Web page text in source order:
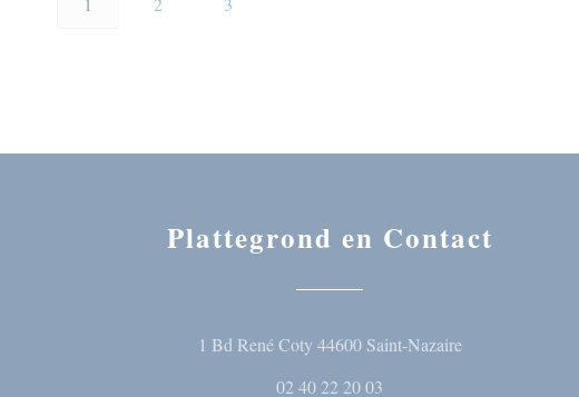
Plattegrond en Contact
1 Bd René Coty 44600 Saint-Nazaire((opent in een
02 40 22 20 03